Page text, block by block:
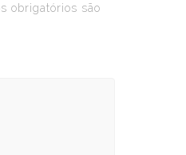
obrigatórios são